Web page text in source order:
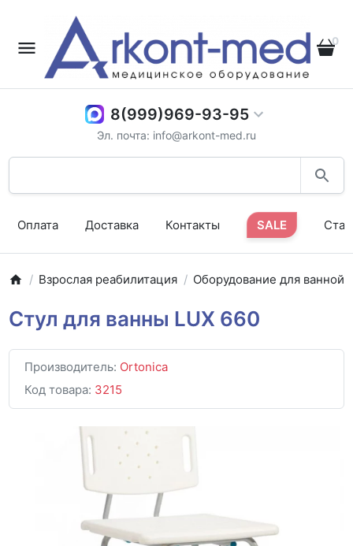
0
8(999)969-93-95
Эл. почта: info@arkont-med.ru
Оплата Доставка Контакты SALE
Взрослая реабилитация Оборудование для ванной
Стул для ванны LUX 660
Производитель: Ortonica
Код товара: 3215